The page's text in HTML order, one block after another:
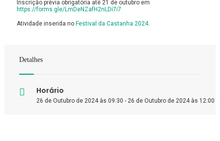
Inscrição prévia obrigatória até 21 de outubro em
https://forms.gle/LmDeNZafH2nLDi7i7
Atividade inserida no Festival da Castanha 2024.
Detalhes
Horário
26 de Outubro de 2024 às 09:30 - 26 de Outubro de 2024 às 12:00